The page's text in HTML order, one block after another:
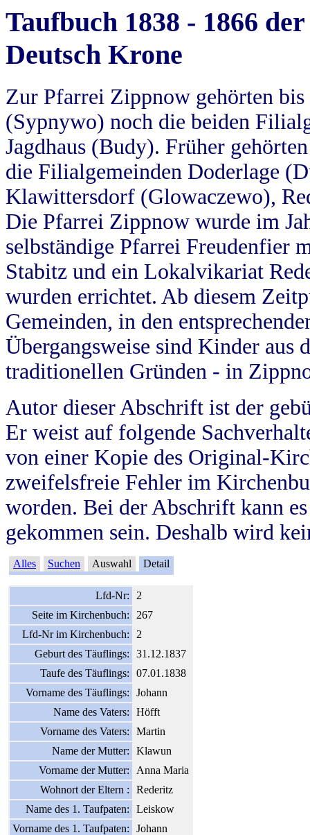
Taufbuch 1838 - 1866
Deutsch Krone
Zur Pfarrei Zippnow gehörten
(Sypnywo) noch die beiden
Jagdhaus (Budy). Früher
die Filialgemeinden Doderlage
Klawittersdorf (Glowaczewo),
Die Pfarrei Zippnow wurde im
selbständige Pfarrei Freudenfier
Stabitz und ein Lokalvikariat
wurden errichtet. Ab diesem
Gemeinden, in den
Übergangsweise sind Kinder aus
traditionellen Gründen - in
Autor dieser Abschrift ist der
Er weist auf folgende
von einer Kopie des Original-
zweifelsfreie Fehler im
worden. Bei der Abschrift kann
gekommen sein. Deshalb wird
Alles Suchen Auswahl Detail
Lfd-Nr:
2
Seite im Kirchenbuch:
267
Lfd-Nr im Kirchenbuch:
2
Geburt des Täuflings:
31.12.1837
Taufe des Täuflings:
07.01.1838
Vorname des Täuflings:
Johann
Name des Vaters:
Höfft
Vorname des Vaters:
Martin
Name der Mutter:
Klawun
Vorname der Mutter:
Anna Maria
Wohnort der Eltern :
Rederitz
Name des 1. Taufpaten:
Leiskow
Vorname des 1. Taufpaten:
Johann